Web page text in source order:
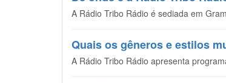
A Rádio Tribo Rádio é sediada em
Quais os gêneros e estilos
A Rádio Tribo Rádio apresenta